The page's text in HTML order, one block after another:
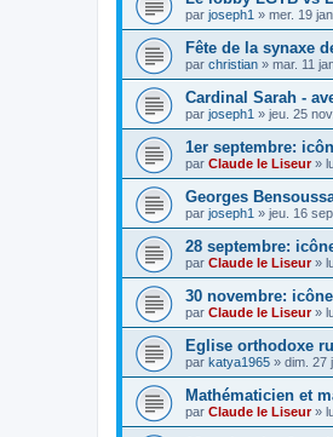
par joseph1 » mer. 19
Fête de la synaxe
par christian » mar. 11
Cardinal Sarah -
par joseph1 » jeu. 25
1er septembre:
par Claude le Liseur»
Georges
par joseph1 » jeu. 16
28 septembre:
par Claude le Liseur»
30 novembre:
par Claude le Liseur»
Eglise orthodoxe
par katya1965 » dim. 27
Mathématicien et
par Claude le Liseur»